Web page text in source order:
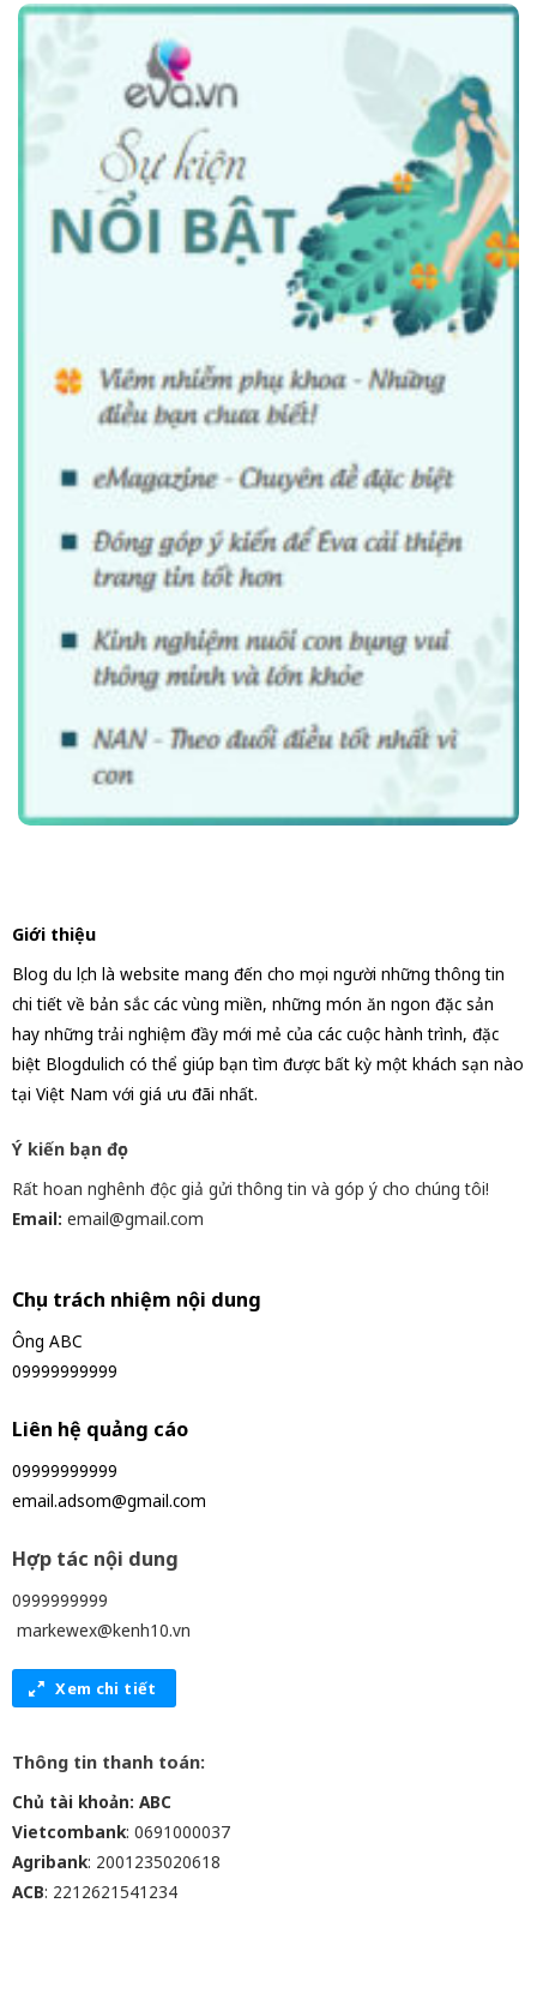
Giới thiệu
Blog du lịch là website mang đến cho mọi người những thông tin
chi tiết về bản sắc các vùng miền, những món ăn ngon đặc sản
hay những trải nghiệm đầy mới mẻ của các cuộc hành trình, đặc
biệt Blogdulich có thể giúp bạn tìm được bất kỳ một khách sạn nào
tại Việt Nam với giá ưu đãi nhất.
Ý kiến bạn đọc
Rất hoan nghênh độc giả gửi thông tin và góp ý cho chúng tôi!
Email: email@gmail.com
Chịu trách nhiệm nội dung
Ông ABC
09999999999
Liên hệ quảng cáo
09999999999
email.adsom@gmail.com
Hợp tác nội dung
0999999999
markewex@kenh10.vn
Xem chi tiết
Thông tin thanh toán:
Chủ tài khoản: ABC
Vietcombank: 0691000037
Agribank: 2001235020618
ACB: 2212621541234